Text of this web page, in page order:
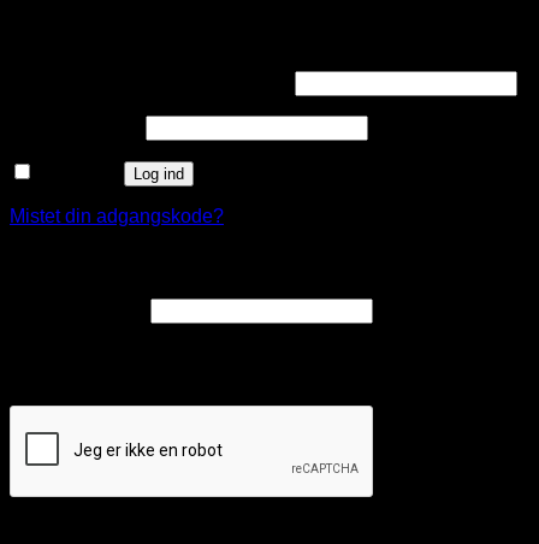
Log ind
Mistet din adgangskode?